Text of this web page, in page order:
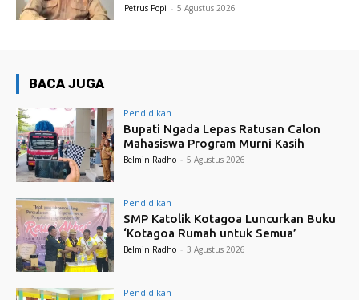
Petrus Popi - 5 Agustus 2026
BACA JUGA
Pendidikan
Bupati Ngada Lepas Ratusan Calon
Mahasiswa Program Murni Kasih
Belmin Radho - 5 Agustus 2026
Pendidikan
SMP Katolik Kotagoa Luncurkan Buku
‘Kotagoa Rumah untuk Semua’
Belmin Radho - 3 Agustus 2026
Pendidikan